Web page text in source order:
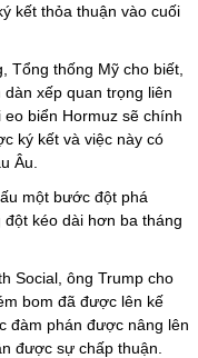
kết thỏa thuận vào cuối
Tổng thống Mỹ cho biết,
xếp quan trọng liên
biển Hormuz sẽ chính
ký kết và việc này có
Âu.
một bước đột phá
kéo dài hơn ba tháng
Social, ông Trump cho
bom đã được lên kế
đàm phán được nâng lên
được sự chấp thuận.